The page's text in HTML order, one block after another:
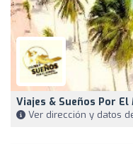
Viajes & Sueños Por
Ver dirección y datos